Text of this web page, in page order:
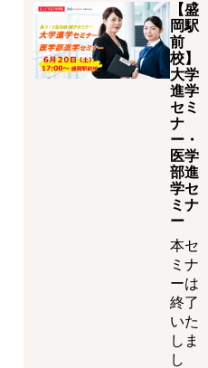
【盛
岡駅
前
校】
大学
進学
セミ
ナ
ー・
医学
部進
学セ
ミナ
ー
本セ
ミナ
ーは
終了
いた
しま
し